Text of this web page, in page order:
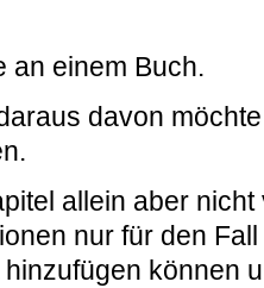
an einem Buch.
davon
allein aber
nur für den
können